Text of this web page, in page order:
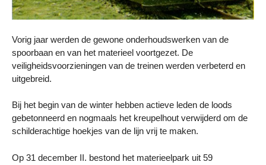
Vorig jaar werden de gewone onderhoudswerken van de
spoorbaan en van het materieel voortgezet. De
veiligheidsvoorzieningen van de treinen werden verbeterd en
uitgebreid.
Bij het begin van de winter hebben actieve leden de loods
gebetonneerd en nogmaals het kreupelhout verwijderd om de
schilderachtige hoekjes van de lijn vrij te maken.
Op 31 december II. bestond het materieelpark uit 59